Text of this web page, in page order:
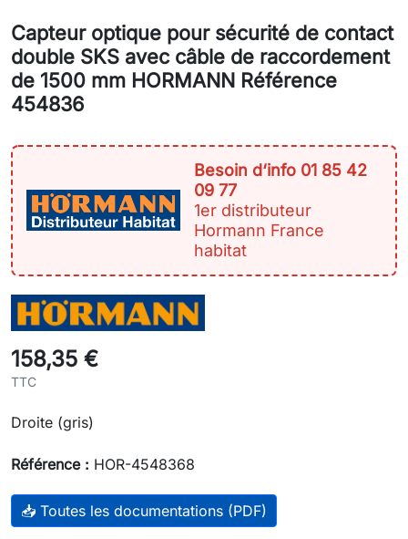
Capteur optique pour sécurité de contact
double SKS avec câble de raccordement
de 1500 mm HORMANN Référence
454836
Besoin d‘info 01 85 42
09 77
1er distributeur
Hormann France
habitat
158,35 €
TTC
Droite (gris)
Référence : HOR-4548368
📥 Toutes les documentations (PDF)